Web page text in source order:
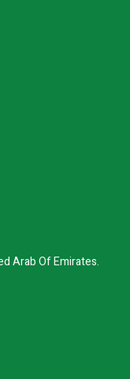
Arab Of Emirates.